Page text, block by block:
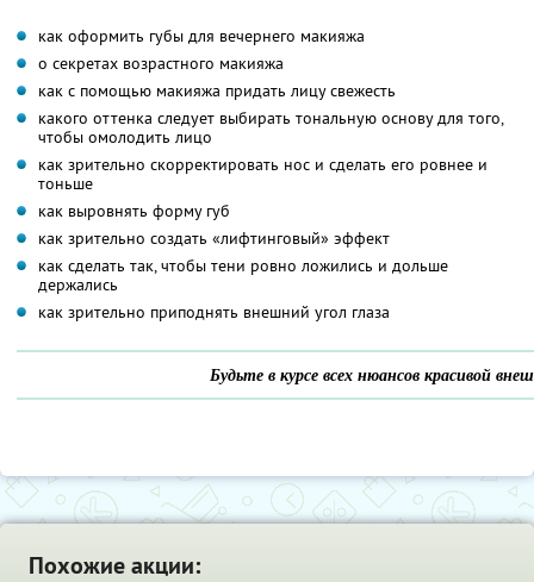
как оформить губы для вечернего макияжа
о секретах возрастного макияжа
как с помощью макияжа придать лицу свежесть
какого оттенка следует выбирать тональную основу для того,
чтобы омолодить лицо
как зрительно скорректировать нос и сделать его ровнее и
тоньше
как выровнять форму губ
как зрительно создать «лифтинговый» эффект
как сделать так, чтобы тени ровно ложились и дольше
держались
как зрительно приподнять внешний угол глаза
Будьте в курсе всех нюансов красивой
Похожие акции: